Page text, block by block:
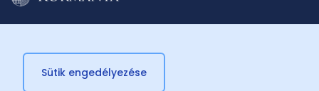
© 2026 Külügyminisztérium
Sütik engedélyezése